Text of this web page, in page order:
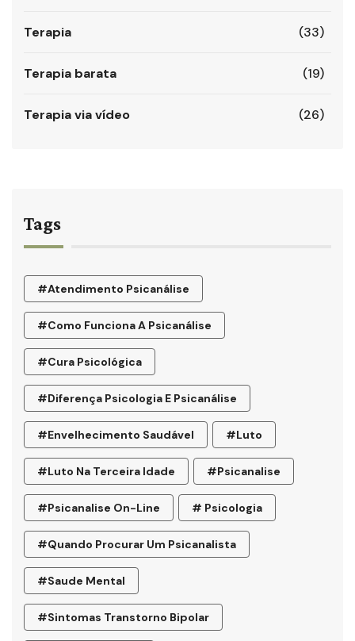
Terapia (33)
Terapia barata (19)
Terapia via vídeo (26)
Tags
#atendimento Psicanálise
#como Funciona A Psicanálise
#cura Psicológica
#diferença Psicologia E Psicanálise
#envelhecimento Saudável #luto
#luto Na Terceira Idade #psicanalise
#psicanalise On-Line # Psicologia
#quando Procurar Um Psicanalista
#saude Mental
#sintomas Transtorno Bipolar